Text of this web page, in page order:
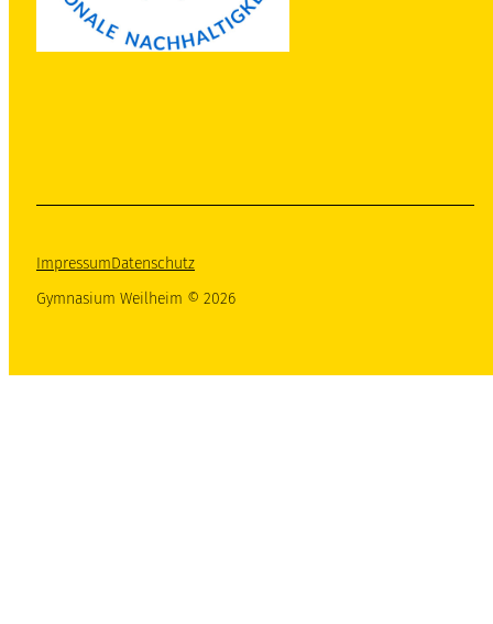
ImpressumDatenschutz
Gymnasium Weilheim © 2026